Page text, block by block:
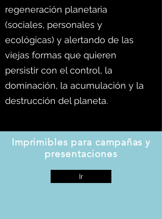
regeneración planetaria
(sociales, personales y
ecológicas) y alertando de las
viejas formas que quieren
persistir con el control, la
dominación, la acumulación y la
destrucción del planeta.
Imprimibles para campañas y
presentaciones
Ir